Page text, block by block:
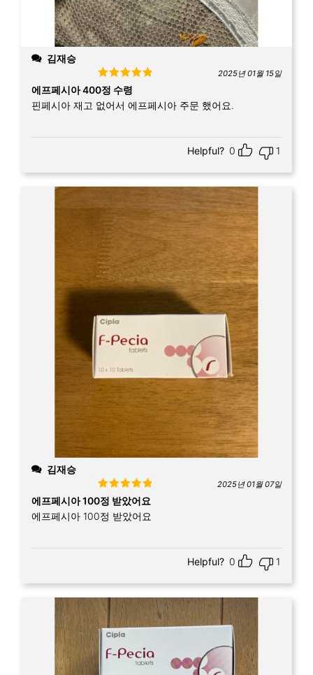
김재승
Rated5
of 5
2025년 01월 15일
에프페시아 400정 수령
핀페시아 재고 없어서 에프페시아 주문 했어요.
Helpful? 0 1
김재승
Rated5out
of 5
2025년 01월 07일
에프페시아 100정 받았어요
에프페시아 100정 받았어요
Helpful? 0 1